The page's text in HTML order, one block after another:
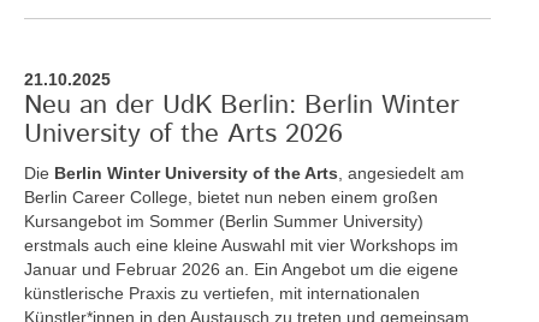
21.10.2025
Neu an der UdK Berlin: Berlin Winter
University of the Arts 2026
Die Berlin Winter University of the Arts , angesiedelt am
Berlin Career College, bietet nun neben einem großen
Kursangebot im Sommer (Berlin Summer University)
erstmals auch eine kleine Auswahl mit vier Workshops im
Januar und Februar 2026 an. Ein Angebot um die eigene
künstlerische Praxis zu vertiefen, mit internationalen
Künstler*innen in den Austausch zu treten und gemeinsam